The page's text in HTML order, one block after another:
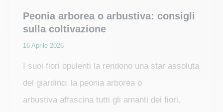
Peonia arborea o arbustiva: consigli
sulla coltivazione
16 Aprile 2026
I suoi fiori opulenti la rendono una star assoluta
del giardino: la peonia arborea o
arbustiva affascina tutti gli amanti dei fiori.